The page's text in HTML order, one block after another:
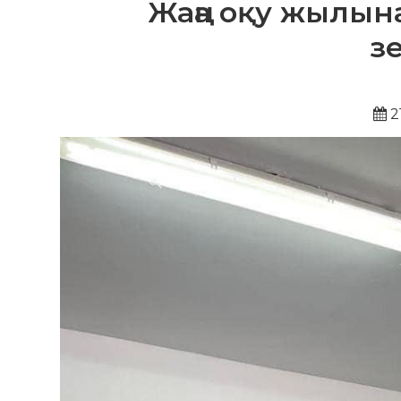
Жаңа оқу